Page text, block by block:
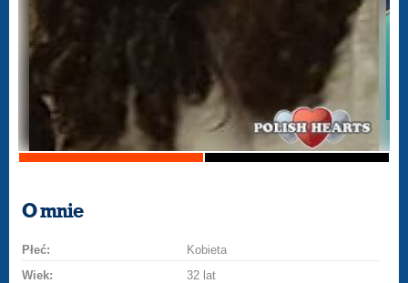
O mnie
Płeć:
Kobieta
Wiek:
32 lat